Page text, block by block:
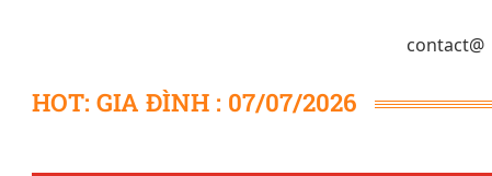
contact@
HOT: GIA ĐÌNH : 07/07/2026